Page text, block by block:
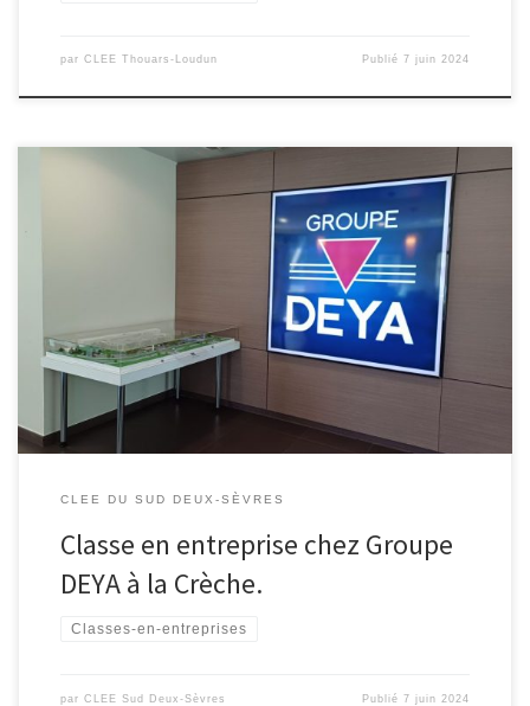
par CLEE Thouars-Loudun Publié7 juin 2024
20 collégiens du Collège Denfert-Rochereau Saint Maixent ont eu
la chance de participer à l’opération « Classe en entreprise » les 6
et 7 juin 2024 au sein du groupe DEYA de la Crèche. Après un
accueil par le service RH, une présentation du groupe DEYA suivi
d’une Information sur la sécurité […]
CLEE DU SUD DEUX-SÈVRES
Classe en entreprise chez Groupe
DEYA à la Crèche.
Classes-en-entreprises
par CLEE Sud Deux-Sèvres Publié7 juin 2024